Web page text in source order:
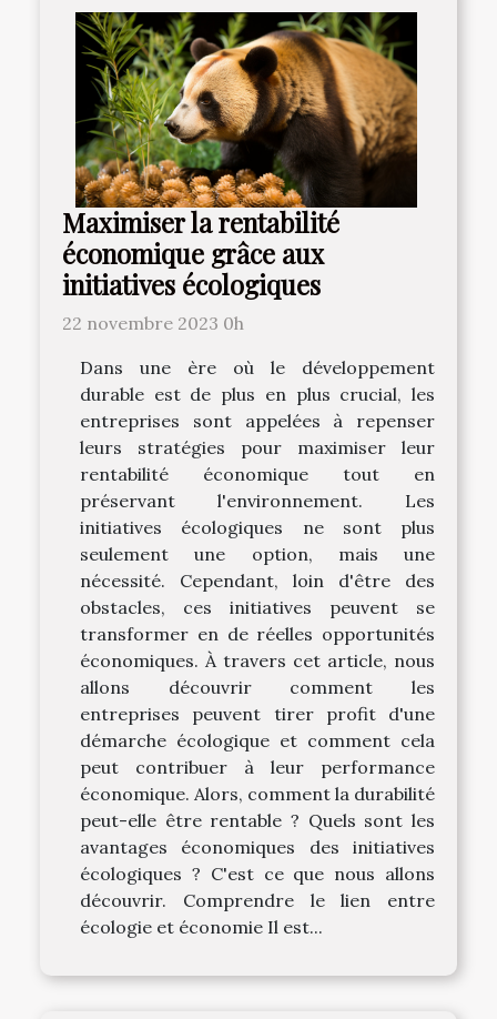
Maximiser la rentabilité
économique grâce aux
initiatives écologiques
22 novembre 2023 0h
Dans une ère où le développement
durable est de plus en plus crucial, les
entreprises sont appelées à repenser
leurs stratégies pour maximiser leur
rentabilité économique tout en
préservant l'environnement. Les
initiatives écologiques ne sont plus
seulement une option, mais une
nécessité. Cependant, loin d'être des
obstacles, ces initiatives peuvent se
transformer en de réelles opportunités
économiques. À travers cet article, nous
allons découvrir comment les
entreprises peuvent tirer profit d'une
démarche écologique et comment cela
peut contribuer à leur performance
économique. Alors, comment la durabilité
peut-elle être rentable ? Quels sont les
avantages économiques des initiatives
écologiques ? C'est ce que nous allons
découvrir. Comprendre le lien entre
écologie et économie Il est...